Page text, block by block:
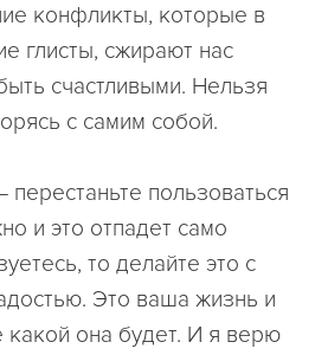
конфликты, которые в
глисты, сжирают нас
счастливыми. Нельзя
с самим собой.
пользоваться
и это отпадет само
то делайте это с
Это ваша жизнь и
она будет. И я верю